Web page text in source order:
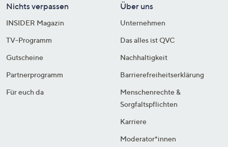
Nichts verpassen
INSIDER Magazin
TV-Programm
Gutscheine
Partnerprogramm
Für euch da
Über uns
Unternehmen
Das alles ist QVC
Nachhaltigkeit
Barrierefreiheitserklärung
Menschenrechte &
Sorgfaltspflichten
Karriere
Moderator*innen